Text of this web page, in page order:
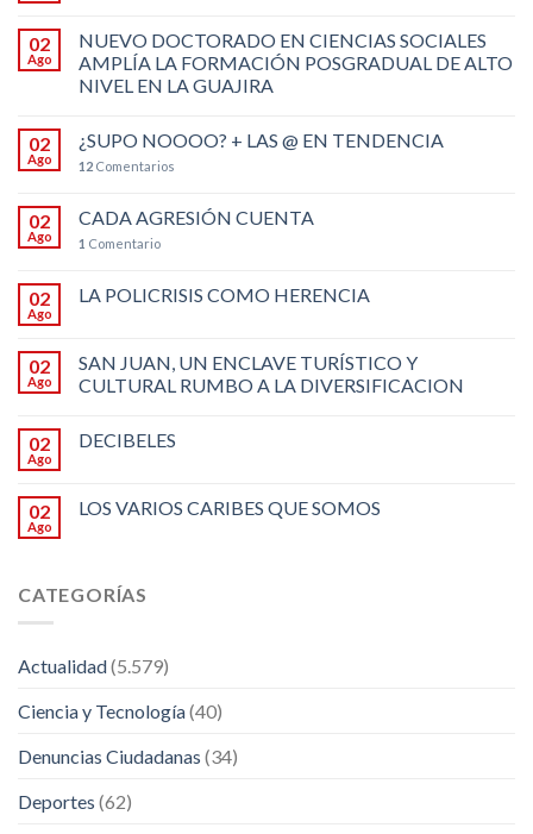
02
Ago
NUEVO DOCTORADO EN CIENCIAS SOCIALES
AMPLÍA LA FORMACIÓN POSGRADUAL DE ALTO
NIVEL EN LA GUAJIRA
02
Ago
¿SUPO NOOOO? + LAS @ EN TENDENCIA
12 Comentarios
02
Ago
CADA AGRESIÓN CUENTA
1 Comentario
02
Ago
LA POLICRISIS COMO HERENCIA
02
Ago
SAN JUAN, UN ENCLAVE TURÍSTICO Y
CULTURAL RUMBO A LA DIVERSIFICACION
02
Ago
DECIBELES
02
Ago
LOS VARIOS CARIBES QUE SOMOS
CATEGORÍAS
Actualidad(5.579)
Ciencia y Tecnología(40)
Denuncias Ciudadanas (34)
Deportes (62)